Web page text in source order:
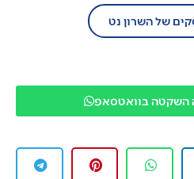
של השרון נט
השקטה בוואטסאפ